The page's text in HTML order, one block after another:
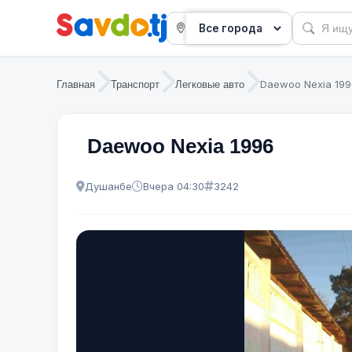
Главная Транспорт Легковые авто Daewoo Nexia
Daewoo Nexia 1996
Душанбе Вчера 04:30 3242